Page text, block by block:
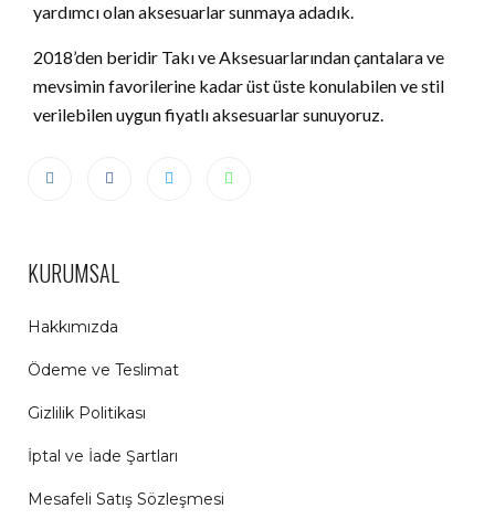
yardımcı olan aksesuarlar sunmaya adadık.
2018’den beridir Takı ve Aksesuarlarından çantalara ve
mevsimin favorilerine kadar üst üste konulabilen ve stil
verilebilen uygun fiyatlı aksesuarlar sunuyoruz.
KURUMSAL
Hakkımızda
Ödeme ve Teslimat
Gizlilik Politikası
İptal ve İade Şartları
Mesafeli Satış Sözleşmesi